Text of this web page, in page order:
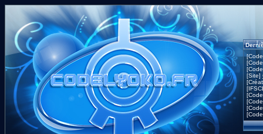
[Site]